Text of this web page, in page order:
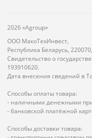
2026 «Agroup»
ООО МакоТехИнвест,
Республика Беларусь,
Свидетельство о
193910620.
Дата внесения сведений в
Способы оплаты товара:
- наличными денежными
- банковской платёжной
Способы доставки товара: